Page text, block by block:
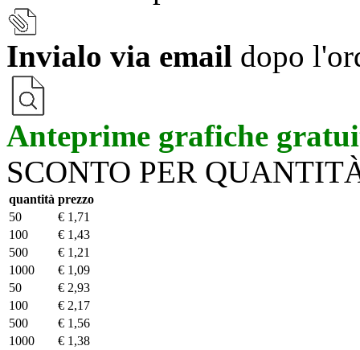
Invialo via email dopo
Anteprime grafiche
SCONTO PER
quantità prezzo
50
€ 1,71
100
€ 1,43
500
€ 1,21
1000
€ 1,09
50
€ 2,93
100
€ 2,17
500
€ 1,56
1000
€ 1,38